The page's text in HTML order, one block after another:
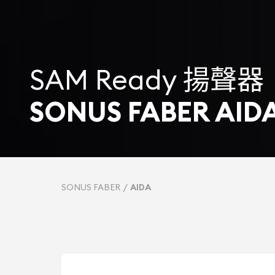
SAM Ready 揚聲器
SONUS FABER
SONUS FABER AIDA